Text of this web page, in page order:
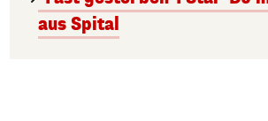
aus Spital